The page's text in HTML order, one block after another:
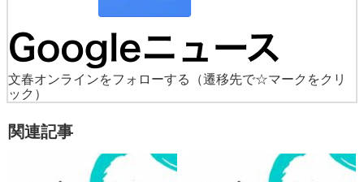
文春オンラインをフォローする
（遷移先で☆マークをクリ
ック）
関連記事